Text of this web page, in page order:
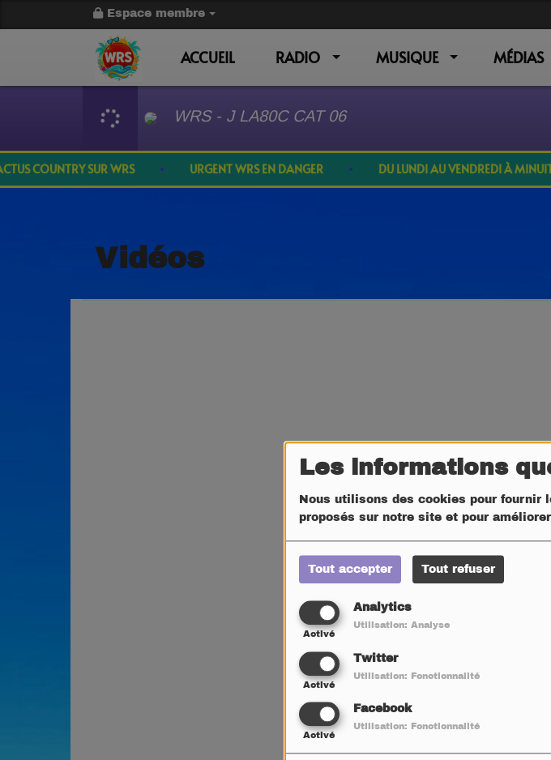
Les informations
Nous utilisons des cookies pour
proposés sur notre site et pour
Tout accepter Tout refuser
Analytics
Activé
Utilisation: Analyse
Twitter
Activé
Utilisation: Fonctionnalité
Facebook
Activé
Utilisation: Fonctionnalité
Espace membre
ACCUEIL RADIO MUSIQUE MÉDIAS
WRS - J LA80C CAT 06
COUNTRY SUR WRS URGENT WRS EN DANGER DU LUNDI AU VENDREDI À MINUIT
Vidéos